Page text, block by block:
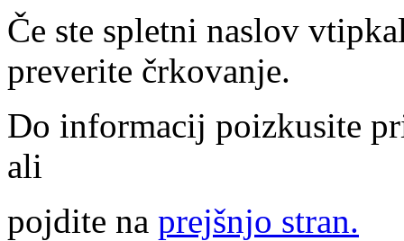
Če ste spletni naslov
preverite črkovanje.
Do informacij poizkusite
ali
pojdite na prejšnjo stran.